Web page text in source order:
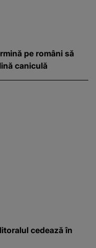
pe români să
caniculă
cedează în